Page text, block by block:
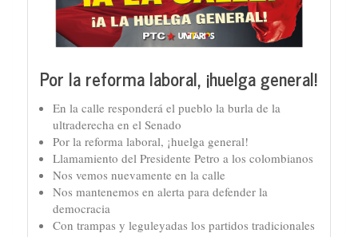
Por la reforma laboral, ¡huelga general!
En la calle responderá el pueblo la burla de la
ultraderecha en el Senado
Por la reforma laboral, ¡huelga general!
Llamamiento del Presidente Petro a los colombianos
Nos vemos nuevamente en la calle
Nos mantenemos en alerta para defender la
democracia
Con trampas y leguleyadas los partidos tradicionales